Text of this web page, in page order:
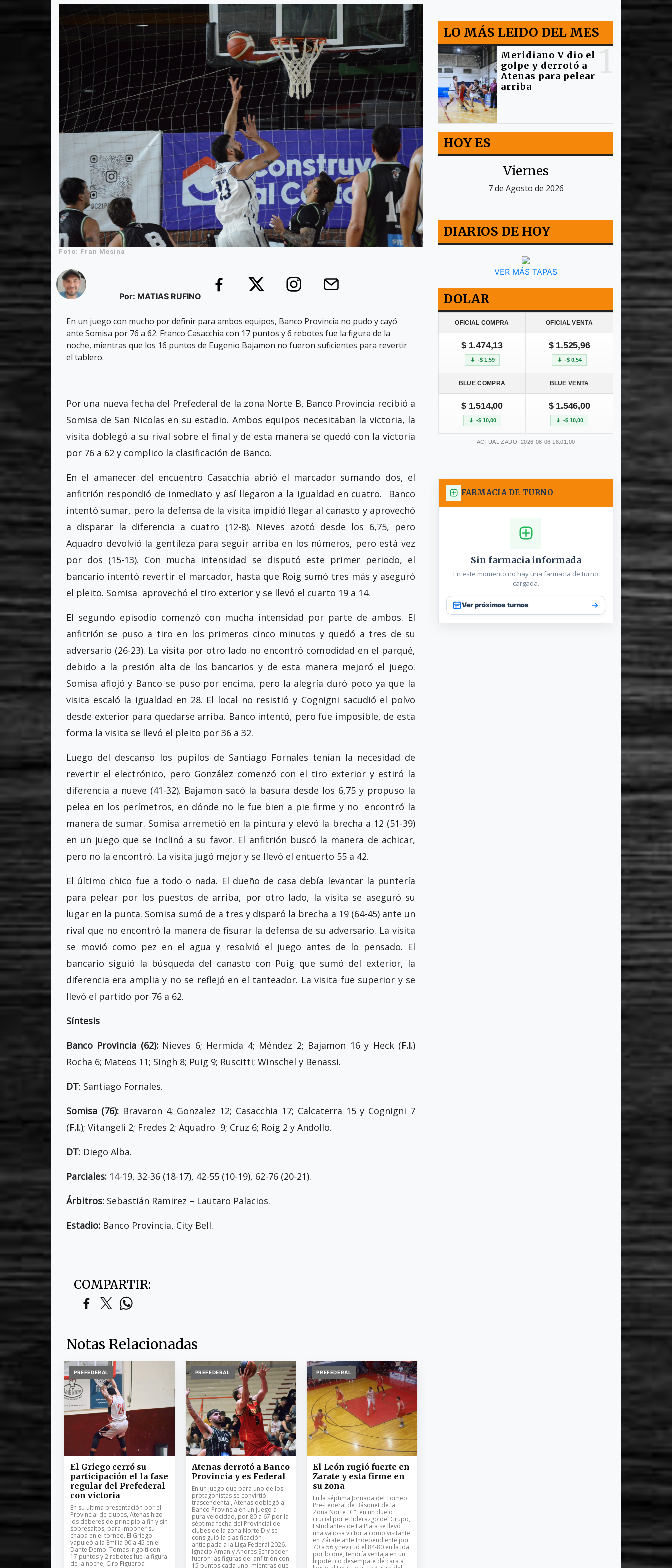
Foto: Fran Mesina
Por: MATIAS RUFINO
En un juego con mucho por definir para ambos equipos, Banco Provincia no pudo y cayó
ante Somisa por 76 a 62. Franco Casacchia con 17 puntos y 6 rebotes fue la figura de la
noche, mientras que los 16 puntos de Eugenio Bajamon no fueron suficientes para revertir
el tablero.
Por una nueva fecha del Prefederal de la zona Norte B, Banco Provincia recibió a
Somisa de San Nicolas en su estadio. Ambos equipos necesitaban la victoria, la
visita doblegó a su rival sobre el final y de esta manera se quedó con la victoria
por 76 a 62 y complico la clasificación de Banco.
En el amanecer del encuentro Casacchia abrió el marcador sumando dos, el
anfitrión respondió de inmediato y así llegaron a la igualdad en cuatro. Banco
intentó sumar, pero la defensa de la visita impidió llegar al canasto y aprovechó
a disparar la diferencia a cuatro (12-8). Nieves azotó desde los 6,75, pero
Aquadro devolvió la gentileza para seguir arriba en los números, pero está vez
por dos (15-13). Con mucha intensidad se disputó este primer periodo, el
bancario intentó revertir el marcador, hasta que Roig sumó tres más y aseguró
el pleito. Somisa aprovechó el tiro exterior y se llevó el cuarto 19 a 14.
El segundo episodio comenzó con mucha intensidad por parte de ambos. El
anfitrión se puso a tiro en los primeros cinco minutos y quedó a tres de su
adversario (26-23). La visita por otro lado no encontró comodidad en el parqué,
debido a la presión alta de los bancarios y de esta manera mejoró el juego.
Somisa aflojó y Banco se puso por encima, pero la alegría duró poco ya que la
visita escaló la igualdad en 28. El local no resistió y Cognigni sacudió el polvo
desde exterior para quedarse arriba. Banco intentó, pero fue imposible, de esta
forma la visita se llevó el pleito por 36 a 32.
Luego del descanso los pupilos de Santiago Fornales tenían la necesidad de
revertir el electrónico, pero González comenzó con el tiro exterior y estiró la
diferencia a nueve (41-32). Bajamon sacó la basura desde los 6,75 y propuso la
pelea en los perímetros, en dónde no le fue bien a pie firme y no encontró la
manera de sumar. Somisa arremetió en la pintura y elevó la brecha a 12 (51-39)
en un juego que se inclinó a su favor. El anfitrión buscó la manera de achicar,
pero no la encontró. La visita jugó mejor y se llevó el entuerto 55 a 42.
El último chico fue a todo o nada. El dueño de casa debía levantar la puntería
para pelear por los puestos de arriba, por otro lado, la visita se aseguró su
lugar en la punta. Somisa sumó de a tres y disparó la brecha a 19 (64-45) ante un
rival que no encontró la manera de fisurar la defensa de su adversario. La visita
se movió como pez en el agua y resolvió el juego antes de lo pensado. El
bancario siguió la búsqueda del canasto con Puig que sumó del exterior, la
diferencia era amplia y no se reflejó en el tanteador. La visita fue superior y se
llevó el partido por 76 a 62.
Síntesis
Banco Provincia (62):Nieves 6; Hermida 4; Méndez 2; Bajamon 16 y Heck (F.I.)
Rocha 6; Mateos 11; Singh 8; Puig 9; Ruscitti; Winschel y Benassi.
DT: Santiago Fornales.
Somisa (76):Bravaron 4; Gonzalez 12; Casacchia 17; Calcaterra 15 y Cognigni 7
(F.I.); Vitangeli 2; Fredes 2; Aquadro 9; Cruz 6; Roig 2 y Andollo.
DT: Diego Alba.
Parciales: 14-19, 32-36 (18-17), 42-55 (10-19), 62-76 (20-21).
Árbitros: Sebastián Ramirez – Lautaro Palacios.
Estadio: Banco Provincia, City Bell.
COMPARTIR:
Notas Relacionadas
PREFEDERAL
El Griego cerró su
participación el la fase
regular del Prefederal
con victoria
En su última presentación por el
Provincial de clubes, Atenas hizo
los deberes de principio a fin y sin
sobresaltos, para imponer su
chapa en el torneo. El Griego
vapuleó a la Emilia 90 a 45 en el
Dante Demo. Tomas Irigoiti con
17 puntos y 2 rebotes fue la figura
de la noche, Ciro Figueroa
PREFEDERAL
Atenas derrotó a Banco
Provincia y es Federal
En un juego que para uno de los
protagonistas se convirtió
trascendental, Atenas doblegó a
Banco Provincia en un juego a
pura velocidad, por 80 a 67 por la
séptima fecha del Provincial de
clubes de la zona Norte D y se
consiguió la clasificación
anticipada a la Liga Federal 2026.
Ignacio Aman y Andrés Schroeder
fueron las figuras del anfitrión con
15 puntos cada uno, mientras que
PREFEDERAL
El León rugió fuerte en
Zarate y esta firme en
su zona
En la séptima Jornada del Torneo
Pre-Federal de Básquet de la
Zona Norte "C", en un duelo
crucial por el liderazgo del Grupo,
Estudiantes de La Plata se llevó
una valiosa victoria como visitante
en Zárate ante Independiente por
70 a 56 y revirtió el 84-80 en la Ida,
por lo que, tendría ventaja en un
hipotético desempate de cara a
LO MÁS LEIDO DEL MES
Meridiano V dio el
golpe y derrotó a
Atenas para pelear
arriba
HOY ES
Viernes
7 de Agosto de 2026
DIARIOS DE HOY
VER MÁS TAPAS
DOLAR
OFICIAL COMPRA OFICIAL VENTA
$ 1.474,13
-$ 1,59
$ 1.525,96
-$ 0,54
BLUE COMPRA BLUE VENTA
$ 1.514,00
-$ 10,00
$ 1.546,00
-$ 10,00
ACTUALIZADO: 2026-08-06 18:01:00
FARMACIA DE TURNO
Sin farmacia informada
En este momento no hay una farmacia de turno
cargada.
Ver próximos turnos